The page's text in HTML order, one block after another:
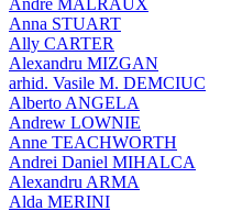
Anna STUART
Ally CARTER
Alexandru MIZGAN
arhid. Vasile M. DEMCIUC
Alberto ANGELA
Andrew LOWNIE
Anne TEACHWORTH
Andrei Daniel MIHALCA
Alexandru ARMA
Alda MERINI